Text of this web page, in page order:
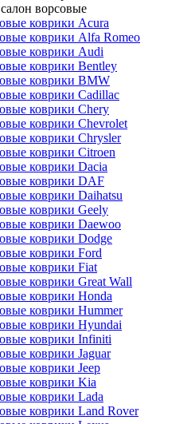
ворсовые
коврики Acura
коврики Alfa Romeo
коврики Audi
коврики Bentley
коврики BMW
коврики Cadillac
коврики Chery
коврики Chevrolet
коврики Chrysler
коврики Citroen
коврики Dacia
коврики DAF
коврики Daihatsu
коврики Geely
коврики Daewoo
коврики Dodge
коврики Ford
коврики Fiat
коврики Great Wall
коврики Honda
коврики Hummer
коврики Hyundai
коврики Infiniti
коврики Jaguar
коврики Jeep
коврики Kia
коврики Lada
коврики Land Rover